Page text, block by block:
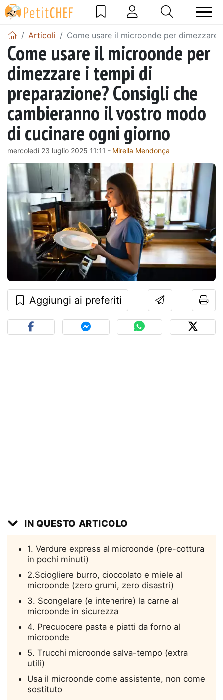
Articoli Come usare il microonde per
Come usare il microonde per
dimezzare i tempi di
preparazione? Consigli che
cambieranno il vostro modo
di cucinare ogni giorno
mercoledì 23 luglio 2025 11:11 - Mirella Mendonça
Aggiungi ai preferiti
IN QUESTO ARTICOLO
1. Verdure express al microonde (pre-cottura
in pochi minuti)
2.Sciogliere burro, cioccolato e miele al
microonde (zero grumi, zero disastri)
3. Scongelare (e intenerire) la carne al
microonde in sicurezza
4. Precuocere pasta e piatti da forno al
microonde
5. Trucchi microonde salva-tempo (extra
utili)
Usa il microonde come assistente, non come
sostituto